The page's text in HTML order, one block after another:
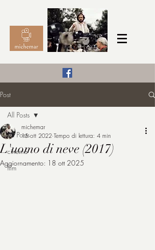
michemar
Post
All Posts
cinema
film
All Posts
L'uomo di neve (2017)
michemar
15 ott 2022 Tempo di lettura: 4 min
Aggiornamento: 18 ott 2025